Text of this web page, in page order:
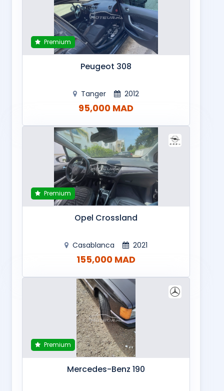
Premium
Peugeot 308
Tanger 2012
95,000 MAD
Premium
Opel Crossland
Casablanca 2021
155,000 MAD
Premium
Mercedes-Benz 190